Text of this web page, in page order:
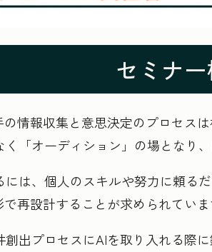
セミナ
情報収集と意思決定のプロセス
「オーディション」の場となり
には、個人のスキルや努力に頼る
再設計することが求められていま
出プロセスにAIを取り入れる際